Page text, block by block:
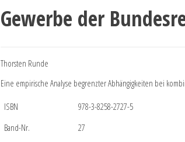
Gewerbe der
Thorsten Runde
Eine empirische Analyse begrenzter Abhängigkeiten bei
ISBN
978-3-8258-2727-5
Band-Nr.
27